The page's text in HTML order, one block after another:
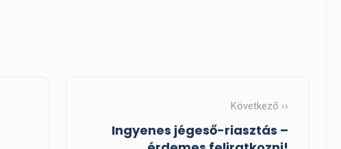
Következő ››
Ingyenes jégeső-riasztás –